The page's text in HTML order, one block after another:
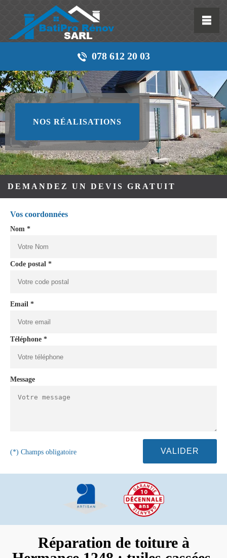
078 612 20 03
NOS RÉALISATIONS
DEMANDEZ UN DEVIS GRATUIT
Vos coordonnées
Nom *
Code postal *
Email *
Téléphone *
Message
(*) Champs obligatoire
Réparation de toiture à